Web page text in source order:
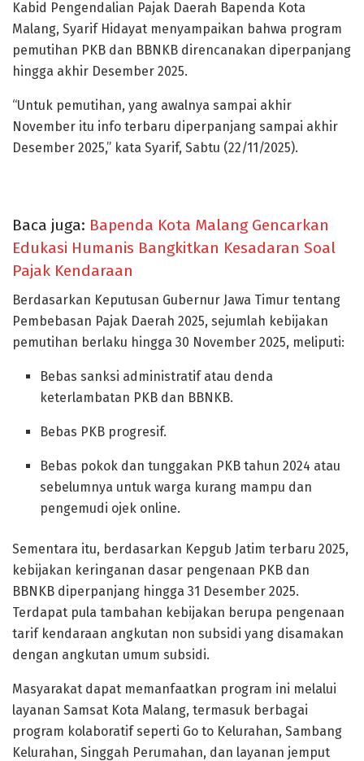
Kabid Pengendalian Pajak Daerah Bapenda Kota
Malang, Syarif Hidayat menyampaikan bahwa program
pemutihan PKB dan BBNKB direncanakan diperpanjang
hingga akhir Desember 2025.
“Untuk pemutihan, yang awalnya sampai akhir
November itu info terbaru diperpanjang sampai akhir
Desember 2025,” kata Syarif, Sabtu (22/11/2025).
Baca juga: Bapenda Kota Malang Gencarkan
Edukasi Humanis Bangkitkan Kesadaran Soal
Pajak Kendaraan
Berdasarkan Keputusan Gubernur Jawa Timur tentang
Pembebasan Pajak Daerah 2025, sejumlah kebijakan
pemutihan berlaku hingga 30 November 2025, meliputi:
Bebas sanksi administratif atau denda
keterlambatan PKB dan BBNKB.
Bebas PKB progresif.
Bebas pokok dan tunggakan PKB tahun 2024 atau
sebelumnya untuk warga kurang mampu dan
pengemudi ojek online.
Sementara itu, berdasarkan Kepgub Jatim terbaru 2025,
kebijakan keringanan dasar pengenaan PKB dan
BBNKB diperpanjang hingga 31 Desember 2025.
Terdapat pula tambahan kebijakan berupa pengenaan
tarif kendaraan angkutan non subsidi yang disamakan
dengan angkutan umum subsidi.
Masyarakat dapat memanfaatkan program ini melalui
layanan Samsat Kota Malang, termasuk berbagai
program kolaboratif seperti Go to Kelurahan, Sambang
Kelurahan, Singgah Perumahan, dan layanan jemput